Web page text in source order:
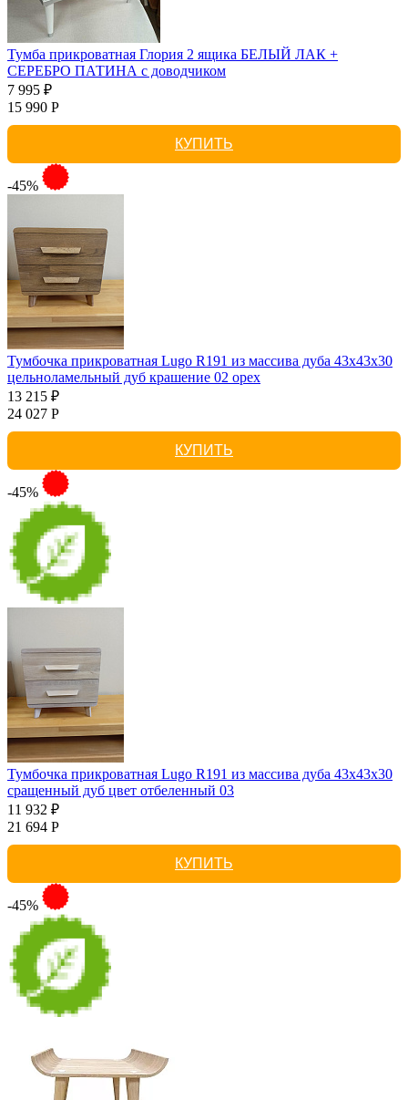
Тумба прикроватная Глория 2 ящика БЕЛЫЙ ЛАК +
СЕРЕБРО ПАТИНА с доводчиком
7 995 ₽
15 990 Р
КУПИТЬ
-45%
Тумбочка прикроватная Lugo R191 из массива дуба 43х43х30
цельноламельный дуб крашение 02 орех
13 215 ₽
24 027 Р
КУПИТЬ
-45%
Тумбочка прикроватная Lugo R191 из массива дуба 43х43х30
сращенный дуб цвет отбеленный 03
11 932 ₽
21 694 Р
КУПИТЬ
-45%